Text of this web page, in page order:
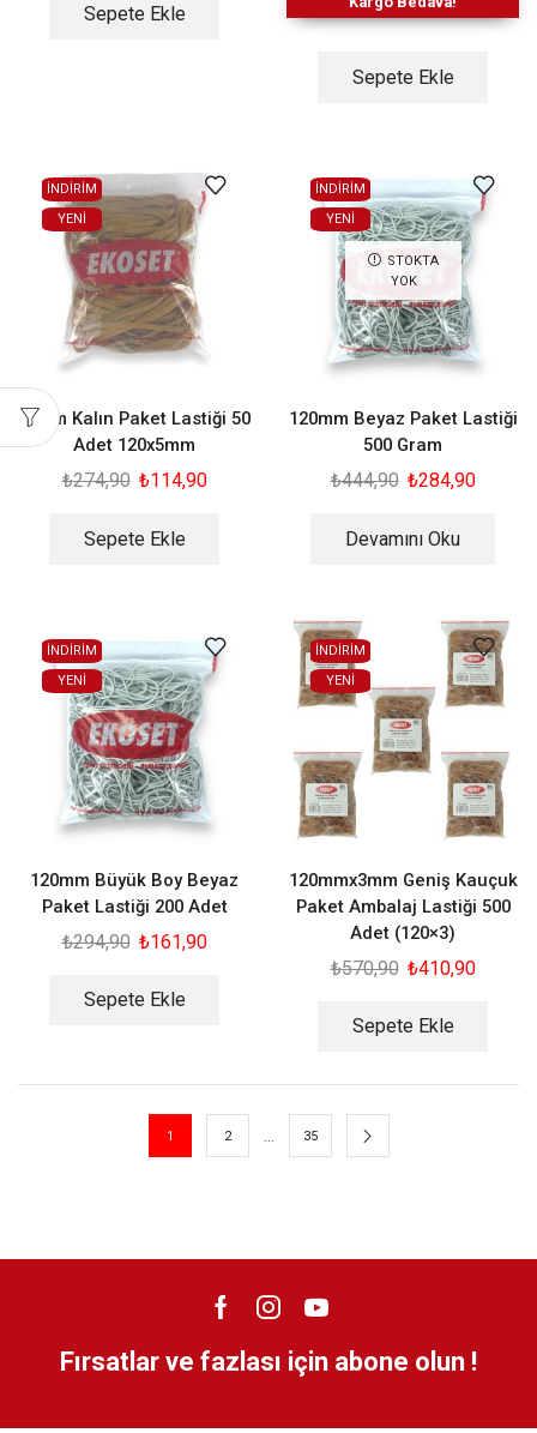
Sepete Ekle
Sepete Ekle
İNDİRİM
YENI
12 cm Kalın Paket Lastiği 50
Adet 120x5mm
₺274,90 ₺114,90
Sepete Ekle
İNDİRİM
YENI
STOKTA
YOK
120mm Beyaz Paket Lastiği
500 Gram
₺444,90 ₺284,90
Devamını Oku
İNDİRİM
YENI
120mm Büyük Boy Beyaz
Paket Lastiği 200 Adet
₺294,90 ₺161,90
Sepete Ekle
İNDİRİM
YENI
120mmx3mm Geniş Kauçuk
Paket Ambalaj Lastiği 500
Adet (120×3)
₺570,90 ₺410,90
Sepete Ekle
1 2 … 35
Fırsatlar ve fazlası için abone olun !